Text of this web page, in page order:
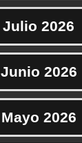
Julio 2026
Junio 2026
Mayo 2026